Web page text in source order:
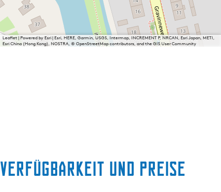
Leaflet|Powered by Esri | Esri, HERE, Garmin, USGS, Intermap, INCREMENT P, NRCAN, Esri Japan, METI,
Esri China (Hong Kong), NOSTRA, © OpenStreetMap contributors, and the GIS User Community
Verfügbarkeit und Preise